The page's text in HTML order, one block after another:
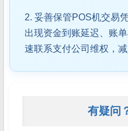
2. 妥善保管POS机交易
出现资金到账延迟、账
速联系支付公司维权，减
有疑问